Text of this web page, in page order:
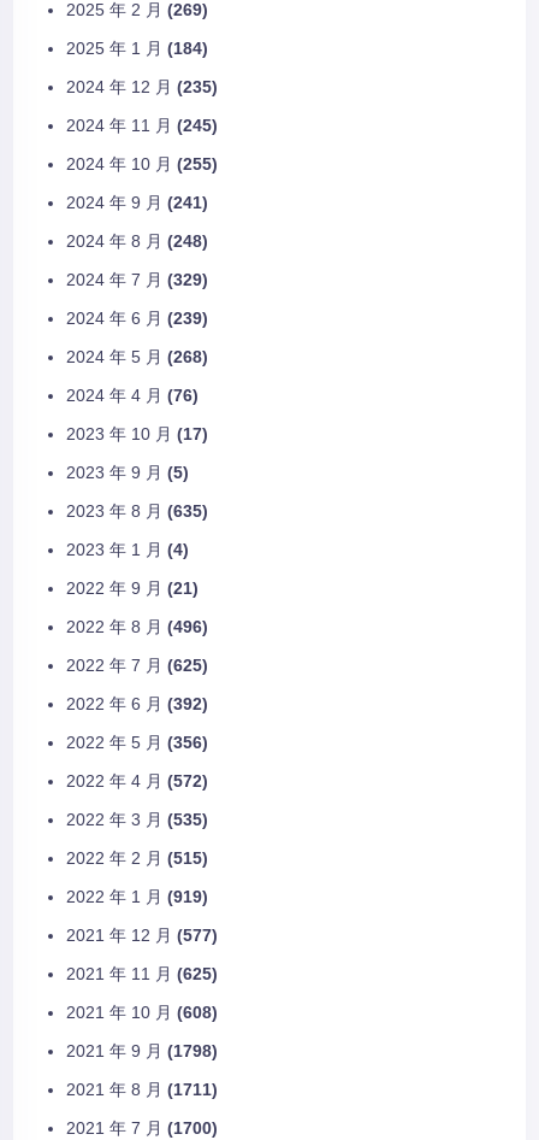
2025 年 2 月 (269)
2025 年 1 月 (184)
2024 年 12 月 (235)
2024 年 11 月 (245)
2024 年 10 月 (255)
2024 年 9 月 (241)
2024 年 8 月 (248)
2024 年 7 月 (329)
2024 年 6 月 (239)
2024 年 5 月 (268)
2024 年 4 月 (76)
2023 年 10 月 (17)
2023 年 9 月 (5)
2023 年 8 月 (635)
2023 年 1 月 (4)
2022 年 9 月 (21)
2022 年 8 月 (496)
2022 年 7 月 (625)
2022 年 6 月 (392)
2022 年 5 月 (356)
2022 年 4 月 (572)
2022 年 3 月 (535)
2022 年 2 月 (515)
2022 年 1 月 (919)
2021 年 12 月 (577)
2021 年 11 月 (625)
2021 年 10 月 (608)
2021 年 9 月 (1798)
2021 年 8 月 (1711)
2021 年 7 月 (1700)